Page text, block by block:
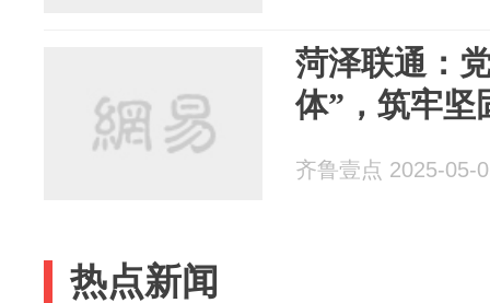
菏泽联通：
体”，筑牢坚
齐鲁壹点 2025-05-
热点新闻